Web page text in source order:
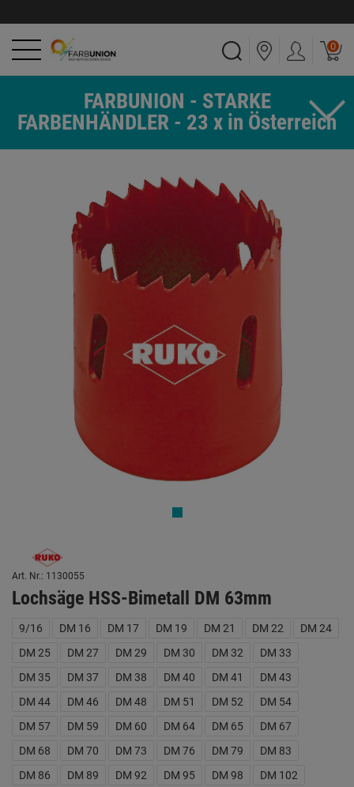
0
FARBUNION - STARKE
FARBENHÄNDLER - 23 x in Österreich
Art. Nr.: 1130055
Lochsäge HSS-Bimetall DM 63mm
9/16 DM 16 DM 17 DM 19 DM 21 DM 22
DM 24
DM 25
DM 27 DM 29 DM 30 DM 32
DM 33
DM 35
DM 37 DM 38 DM 40 DM 41
DM 43
DM 44
DM 46 DM 48 DM 51 DM 52
DM 54
DM 57
DM 59 DM 60 DM 64 DM 65
DM 67
DM 68
DM 70 DM 73 DM 76 DM 79
DM 83
DM 86
DM 89 DM 92 DM 95 DM 98
DM 102